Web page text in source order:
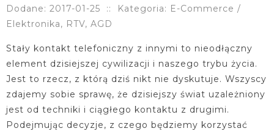
Dodane: 2017-01-25 ::
Kategoria: E-Commerce /
Elektronika, RTV, AGD
Stały kontakt telefoniczny z innymi to nieodłączny
element dzisiejszej cywilizacji i naszego trybu życia.
Jest to rzecz, z którą dziś nikt nie dyskutuje. Wszyscy
zdajemy sobie sprawę, że dzisiejszy świat uzależniony
jest od techniki i ciągłego kontaktu z drugimi.
Podejmując decyzje, z czego będziemy korzystać